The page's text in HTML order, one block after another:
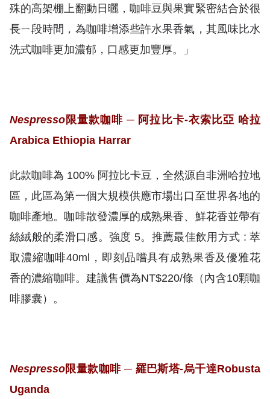
殊的高架棚上翻動日曬，咖啡豆與果實緊密結合於很
長ㄧ段時間，為咖啡增添些許水果香氣，其風味比水
洗式咖啡更加濃郁，口感更加豐厚。」
Nespresso 限量款咖啡 ─ 阿拉比卡-衣索比亞 哈拉
Arabica Ethiopia Harrar
此款咖啡為 100% 阿拉比卡豆，全然源自非洲哈拉地
區，此區為第一個大規模供應市場出口至世界各地的
咖啡產地。咖啡散發濃厚的成熟果香、鮮花香並帶有
絲絨般的柔滑口感。強度 5。推薦最佳飲用方式 : 萃
取濃縮咖啡40ml，即刻品嚐具有成熟果香及優雅花
香的濃縮咖啡。建議售價為NT$220/條（內含10顆咖
啡膠囊）。
Nespresso限量款咖啡─ 羅巴斯塔-烏干達Robusta
Uganda